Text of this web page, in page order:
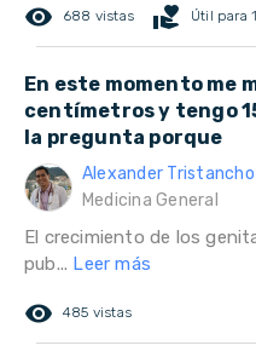
remove_red_eye 688 vistas volunteer_activism Útil para
En este momento me
centímetros y tengo
la pregunta porque
Alexander Tristancho
Medicina General
El crecimiento de los
pub... Leer más
remove_red_eye 485 vistas